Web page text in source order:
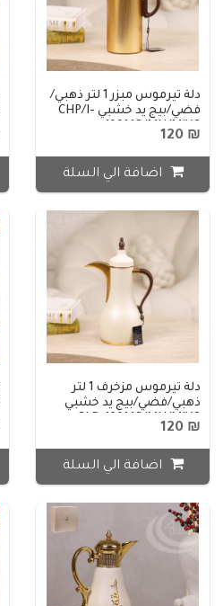
دلة تيرموس مبزر 1 لتر ذهبي/
فضي/بيج يد خشبي CHP/I-
100MG/MN/MIVG
₪ 120
اضافة الي السلة
دلة تيرموس مزخرف 1 لتر
ذهبي/فضي/بيج يد خشبي
SLD-100MG/MN/MIVG
₪ 120
اضافة الي السلة